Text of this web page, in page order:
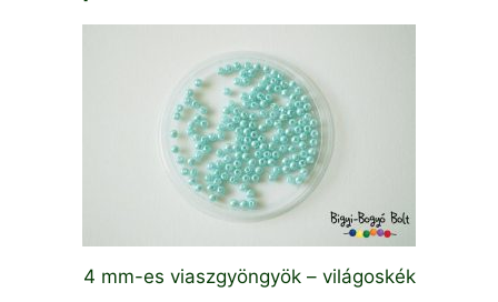
4 mm-es viaszgyöngyök – világoskék